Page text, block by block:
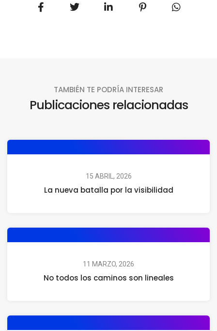
TAMBIÉN TE PODRÍA INTERESAR
Publicaciones relacionadas
15 ABRIL, 2026
La nueva batalla por la visibilidad
11 MARZO, 2026
No todos los caminos son lineales